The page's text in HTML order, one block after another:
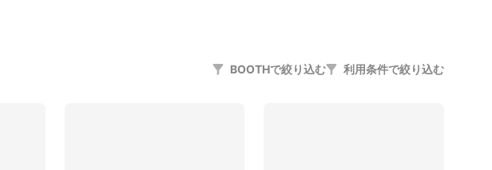
BOOTHで絞り込む 利用条件で絞り込む